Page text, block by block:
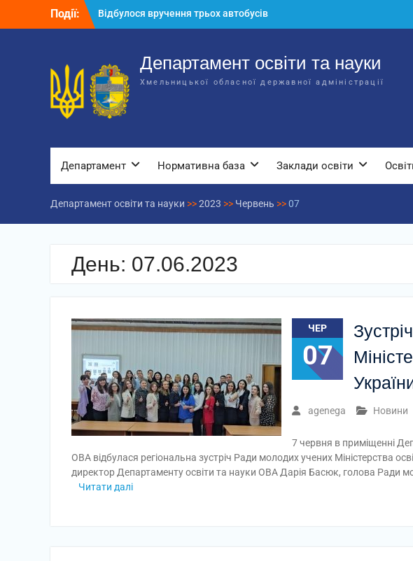
Події:
Відбулося вручення трьох автобусів
для потреб закладів освіти
Департаменту освіти та науки обласної
державної адміністрації
Відбулась обласна нарада для
відповідальних за національно-
патріотичне виховання
Департамент освіти та науки
Хмельницької обласної державної адміністрації
Департамент Нормативна база Заклади освіти
Департамент освіти та науки >>2023 >> Червень >>07
День: 07.06.2023
ЧЕР
07
agenega Новини
7 червня в приміщенні
ОВА відбулася регіональна зустріч Ради молодих учених Міністерства
директор Департаменту освіти та науки ОВА Дарія Басюк, голова Ради
Читати далі